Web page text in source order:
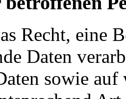
Recht, eine
Daten
sowie